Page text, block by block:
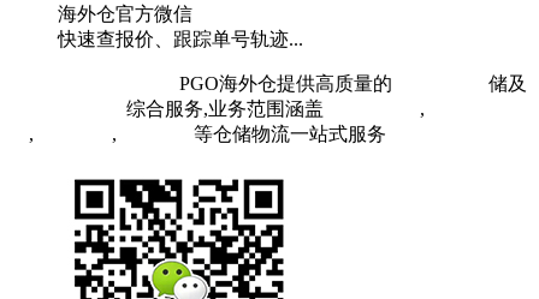
海外仓官方微信
快速查报价、跟踪单号轨迹...
PGO海外仓提供高质量的
储及
综合服务,业务范围涵盖 ,
, , 等仓储物流一站式服务